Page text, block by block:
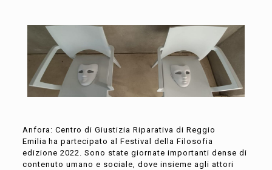
Anfora: Centro di Giustizia Riparativa di Reggio
Emilia ha partecipato al Festival della Filosofia
edizione 2022. Sono state giornate importanti dense di
contenuto umano e sociale, dove insieme agli attori